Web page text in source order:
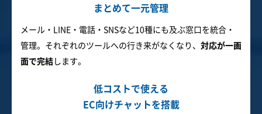
まとめて一元管理
メール・LINE・電話・SNSなど10種にも及ぶ窓口を統合・
管理。それぞれのツールへの行き来がなくなり、 対応が一画
面で完結します。
低コストで使える
EC向けチャットを搭載